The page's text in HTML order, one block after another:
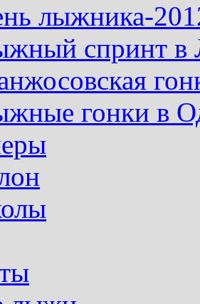
лыжника-
спринт в
гонки в